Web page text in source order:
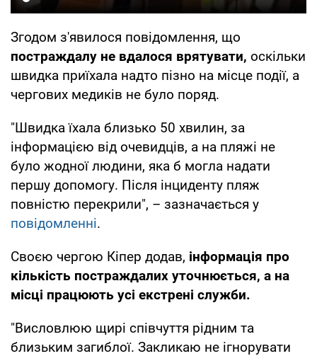
Згодом з'явилося повідомлення, що
постраждалу не вдалося врятувати, оскільки
швидка приїхала надто пізно на місце події, а
чергових медиків не було поряд.
"Швидка їхала близько 50 хвилин, за
інформацією від очевидців, а на пляжі не
було жодної людини, яка б могла надати
першу допомогу. Після інциденту пляж
повністю перекрили", – зазначається у
повідомленні.
Своєю чергою Кіпер додав, інформація про
кількість постраждалих уточнюється, а на
місці працюють усі екстрені служби.
"Висловлюю щирі співчуття рідним та
близьким загиблої. Закликаю не ігнорувати